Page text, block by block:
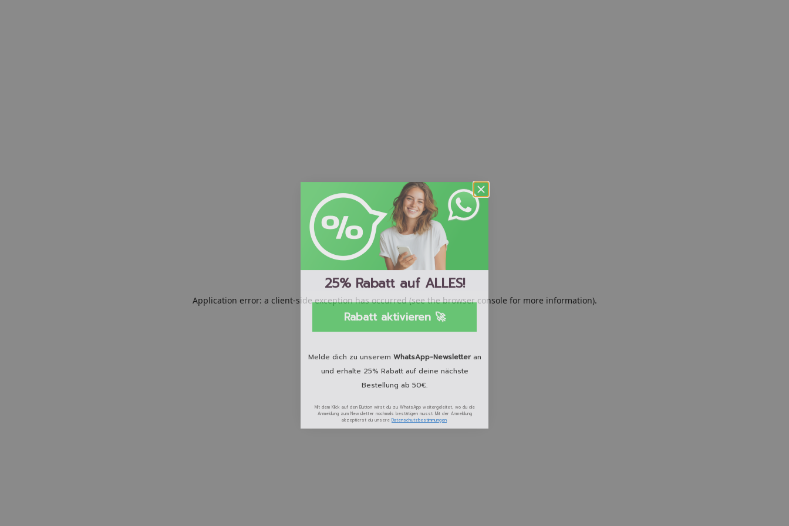
Application error: a client-side exception has occurred (see the browser console for more information).
25% Rabatt auf ALLES!
Rabatt aktivieren 🚀
Melde dich zu unserem WhatsApp-Newsletter
und erhalte 25% Rabatt auf deine nächste
Bestellung ab 50€.
Anmeldung zum Newsletter nochmals bestätigen musst. Mit der Anmeldung
akzeptierst du unsereDatenschutzbestimmungen.